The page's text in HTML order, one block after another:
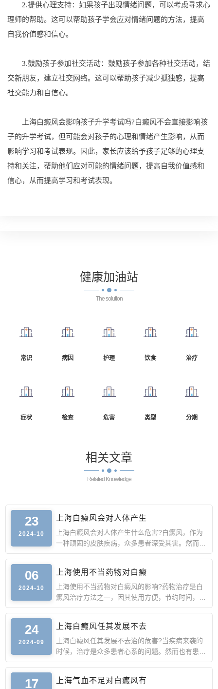
2.提供心理支持：如果孩子出现情绪问题，可以考虑寻求心
理师的帮助。这可以帮助孩子学会应对情绪问题的方法，提高
自我价值感和信心。
3.鼓励孩子参加社交活动：鼓励孩子参加各种社交活动，结
交新朋友，建立社交网络。这可以帮助孩子减少孤独感，提高
社交能力和自信心。
上海白癜风会影响孩子升学考试吗?白癜风不会直接影响孩
子的升学考试，但可能会对孩子的心理和情绪产生影响，从而
影响学习和考试表现。因此，家长应该给予孩子足够的心理支
持和关注，帮助他们应对可能的情绪问题，提高自我价值感和
信心，从而提高学习和考试表现。
健康加油站
The solution
常识 病因 护理 饮食 治疗
症状 检查 危害 类型 分期
相关文章
Related Knowledge
23
2024-10
上海白癜风会对人体产生
上海白癜风会对人体产生什么危害?白癜风，作为
一种顽固的皮肤疾病，众多患者深受其害。然而，
白癜风造成的危害
06
2024-10
上海使用不当药物对白癜
上海使用不当药物对白癜风的影响?药物治疗是白
癜风治疗方法之一，因其使用方便，节约时间，受
到众多患者的选择
24
2024-09
上海白癜风任其发展不去
上海白癜风任其发展不去治的危害?当疾病来袭的
时候，治疗是众多患者心系的问题。然而也有患者
在面对白癜风时，
17 上海气血不足对白癜风有